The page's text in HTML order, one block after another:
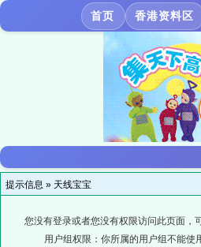
首页 香港资料区
提示信息 » 天线宝宝
您没有登录或者您没有权限访问此页面，
用户组权限：你所属的用户组不能使